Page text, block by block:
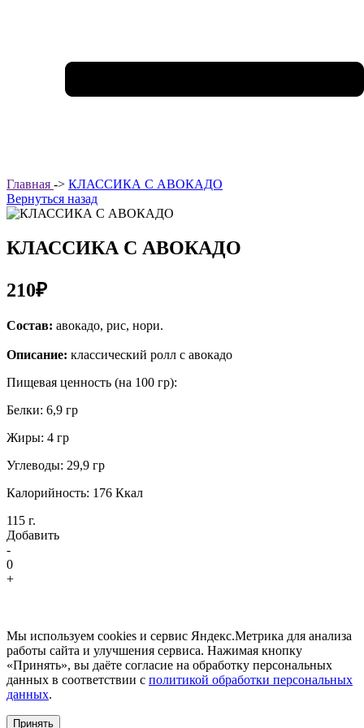
Главная -> КЛАССИКА С АВОКАДО
Вернуться назад
КЛАССИКА С АВОКАДО
210₽
Состав: авокадо, рис, нори.
Описание: классический ролл с авокадо
Пищевая ценность (на 100 гр):
Белки: 6,9 гр
Жиры: 4 гр
Углеводы: 29,9 гр
Калорийность: 176 Ккал
115 г.
Добавить
-
0
+
Мы используем cookies и сервис Яндекс.Метрика для анализа
работы сайта и улучшения сервиса. Нажимая кнопку
«Принять», вы даёте согласие на обработку персональных
данных в соответствии с политикой обработки персональных
данных.
Принять